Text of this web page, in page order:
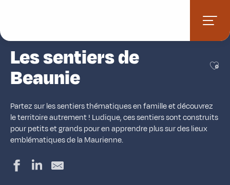
contenu
principal
Les sentiers de
Beaunie
Partez sur les sentiers thématiques en famille et découvrez
le territoire autrement ! Ludique, ces sentiers sont construits
pour petits et grands pour en apprendre plus sur des lieux
emblématiques de la Maurienne.